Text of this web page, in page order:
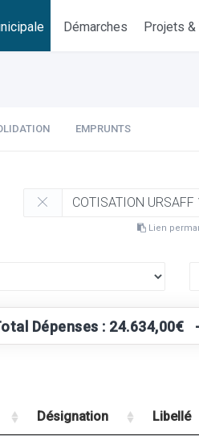
Démarches Projets &
EMPRUNTS
Lien
Dépenses :
Désignation Libellé